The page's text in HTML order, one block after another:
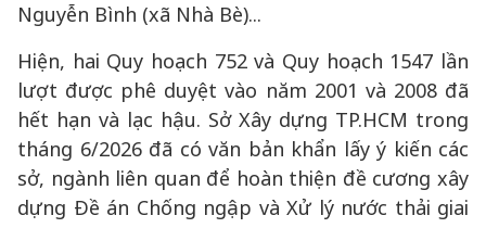
Nguyễn Bình (xã Nhà Bè)...
Hiện, hai Quy hoạch 752 và Quy hoạch 1547 lần
lượt được phê duyệt vào năm 2001 và 2008 đã
hết hạn và lạc hậu. Sở Xây dựng TP.HCM trong
tháng 6/2026 đã có văn bản khẩn lấy ý kiến các
sở, ngành liên quan để hoàn thiện đề cương xây
dựng Đề án Chống ngập và Xử lý nước thải giai